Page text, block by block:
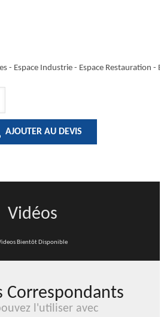
- Espace Industrie- Espace Restauration -
AJOUTER AU DEVIS
Vidéos
Bientôt Disponible
Correspondants
l'utiliser avec